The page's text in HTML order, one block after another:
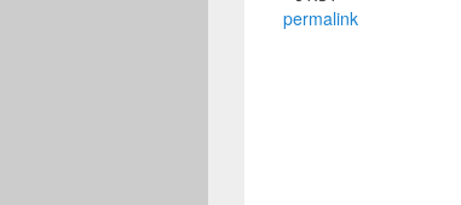
permalink